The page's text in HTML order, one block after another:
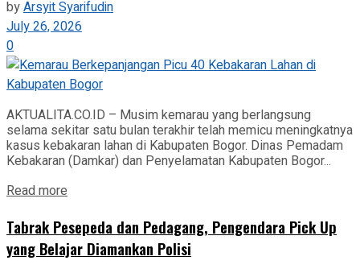
byArsyit Syarifudin
July 26, 2026
0
AKTUALITA.CO.ID – Musim kemarau yang berlangsung
selama sekitar satu bulan terakhir telah memicu meningkatnya
kasus kebakaran lahan di Kabupaten Bogor. Dinas Pemadam
Kebakaran (Damkar) dan Penyelamatan Kabupaten Bogor...
Read more
Tabrak Pesepeda dan Pedagang, Pengendara Pick Up
yang Belajar Diamankan Polisi